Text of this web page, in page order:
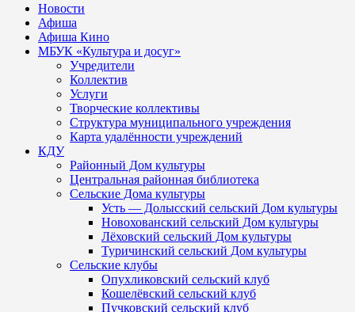
Новости
Афиша
Афиша Кино
МБУК «Культура и досуг»
Учредители
Коллектив
Услуги
Творческие коллективы
Структура муниципального учреждения
Карта удалённости учреждений
КДУ
Районный Дом культуры
Центральная районная библиотека
Сельские Дома культуры
Усть — Долысский сельский Дом культуры
Новохованский сельский Дом культуры
Лёховский сельский Дом культуры
Туричинский сельский Дом культуры
Сельские клубы
Опухликовский сельский клуб
Кошелёвский сельский клуб
Пучковский сельский клуб